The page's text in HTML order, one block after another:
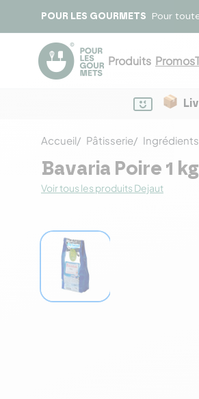
POUR LES GOURMETS Pour
Produits Promos
Accueil Pâtisserie Ingrédients
Bavaria Poire 1 kg
Voir tous les produits Dejaut